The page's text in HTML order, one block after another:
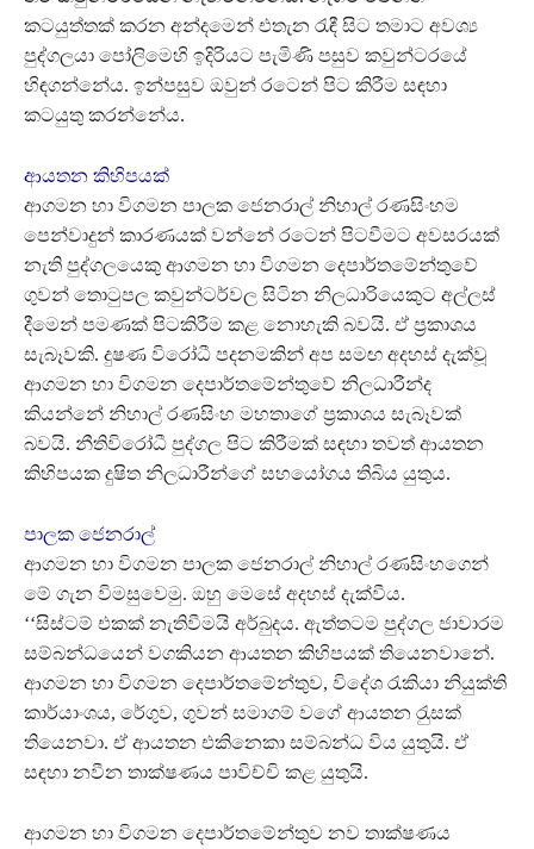
කටයුත්තක් කරන අන්දමෙන් එතැන රැඳී සිට තමාට අවශ්‍ය
පුද්ගලයා පෝලිමෙහි ඉදිරියට පැමිණි පසුව කවුන්ටරයේ
හිඳගන්නේය. ඉන්පසුව ඔවුන් රටෙන් පිට කිරීම සඳහා
කටයුතු කරන්නේය.
ආයතන කිහිපයක්
ආගමන හා විගමන පාලක ජෙනරාල් නිහාල් රණසිංහම
පෙන්වාදුන් කාරණයක් වන්නේ රටෙන් පිටවීමට අවසරයක්
නැති පුද්ගලයෙකු ආගමන හා විගමන දෙපාර්තමේන්තුවේ
ගුවන් තොටුපල කවුන්ටර්වල සිටින නිලධාරියෙකුට අල්ලස්
දීමෙන් පමණක් පිටකිරීම කළ නොහැකි බවයි. ඒ ප‍්‍රකාශය
සැබෑවකි. දුෂණ විරෝධී පදනමකින් අප සමඟ අදහස් දැක්වූ
ආගමන හා විගමන දෙපාර්තමේන්තුවේ නිලධාරීන්ද
කියන්නේ නිහාල් රණසිංහ මහතාගේ ප‍්‍රකාශය සැබෑවක්
බවයි. නීතිවිරෝධී පුද්ගල පිට කිරීමක් සඳහා තවත් ආයතන
කිහිපයක දුෂිත නිලධාරීන්ගේ සහයෝගය තිබිය යුතුය.
පාලක ජෙනරාල්
ආගමන හා විගමන පාලක ජෙනරාල් නිහාල් රණසිංහගෙන්
මේ ගැන විමසුවෙමු. ඔහු මෙසේ අදහස් දැක්වීය.
‘‘සිස්ටම් එකක් නැතිවීමයි අර්බුදය. ඇත්තටම පුද්ගල ජාවාරම
සම්බන්ධයෙන් වගකියන ආයතන කිහිපයක් තියෙනවානේ.
ආගමන හා විගමන දෙපාර්තමේන්තුව, විදේශ රැකියා නියුක්ති
කාර්යාංශය, රේගුව, ගුවන් සමාගම් වගේ ආයතන රැුසක්
තියෙනවා. ඒ ආයතන එකිනෙකා සම්බන්ධ විය යුතුයි. ඒ
සඳහා නවීන තාක්ෂණය පාවිච්චි කළ යුතුයි.
ආගමන හා විගමන දෙපාර්තමේන්තුව නව තාක්ෂණය